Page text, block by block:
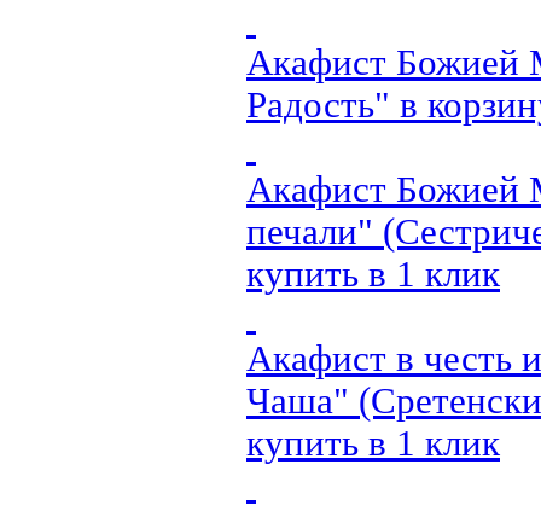
Акафист Божией
Радость" в
Акафист Божией
печали"
купить в 1 клик
Акафист в честь
Чаша"
купить в 1 клик